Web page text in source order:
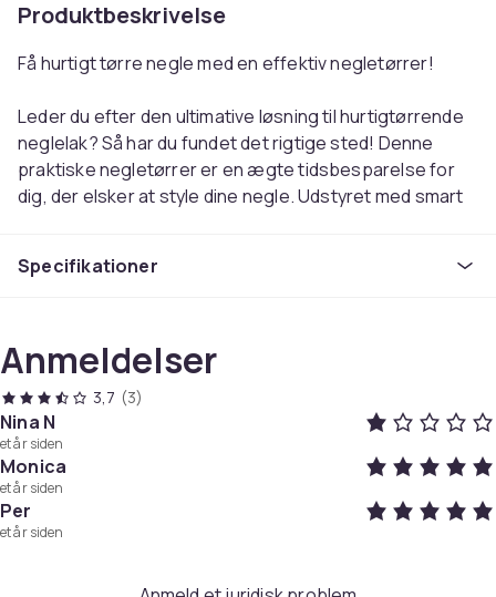
Produktbeskrivelse
Få hurtigt tørre negle med en effektiv negletørrer!
Leder du efter den ultimative løsning til hurtigtørrende
neglelak? Så har du fundet det rigtige sted! Denne
praktiske negletørrer er en ægte tidsbesparelse for
dig, der elsker at style dine negle. Udstyret med smart
tage med dig, når du skal ud at rejse.
smukke negle derhjemme, vil denne negletørrer gøre
en enkelt finger ad gangen, alt efter dit behov, og vupti,
så har du tørre fine negle. Så slip for lange ventetider
og risiko for rod med denne effektive negletørrer!
Tørrer hurtigt og effektivt malede negle med
Specifikationer
Anmeldelser
3,7 (3)
Nina N
et år siden
Monica
et år siden
Per
et år siden